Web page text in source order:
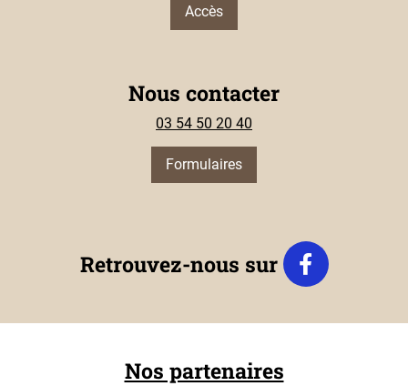
Accès
Nous contacter
03 54 50 20 40
Formulaires
Retrouvez-nous sur
Nos partenaires